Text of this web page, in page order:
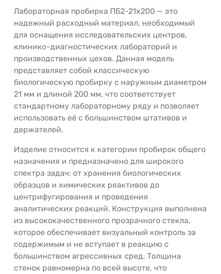
Лабораторная пробирка ПБ2-21х200 — это
надежный расходный материал, необходимый
для оснащения исследовательских центров,
клинико-диагностических лабораторий и
производственных цехов. Данная модель
представляет собой классическую
биологическую пробирку с наружным диаметром
21 мм и длиной 200 мм, что соответствует
стандартному лабораторному ряду и позволяет
использовать её с большинством штативов и
держателей.
Изделие относится к категории пробирок общего
назначения и предназначено для широкого
спектра задач: от хранения биологических
образцов и химических реактивов до
центрифугирования и проведения
аналитических реакций. Конструкция выполнена
из высококачественного прозрачного стекла,
которое обеспечивает визуальный контроль за
содержимым и не вступает в реакцию с
большинством агрессивных сред. Толщина
стенок равномерна по всей высоте, что